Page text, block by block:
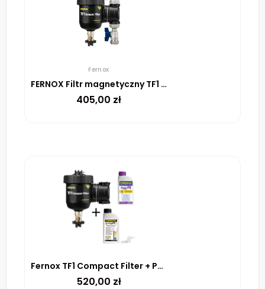
Fernox
FERNOX Filtr magnetyczny TF1 Compact Filter 1″
405,00 zł
Fernox TF1 Compact Filter + Power Cleaner F8 + Inhibitor korozji F9
520,00 zł